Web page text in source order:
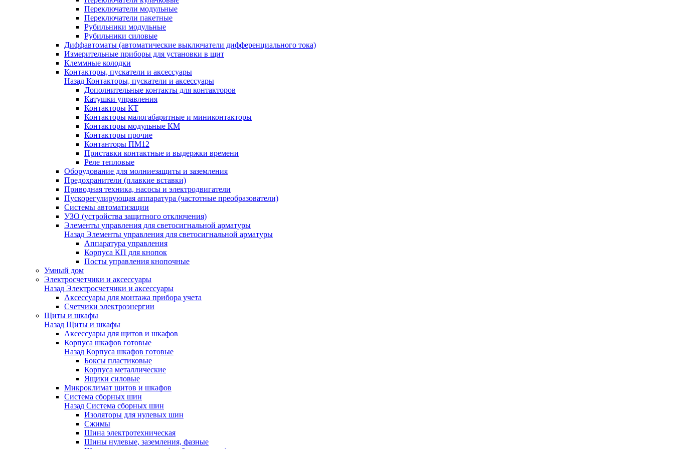
Переключатели модульные
Переключатели пакетные
Рубильники модульные
Рубильники силовые
Диффавтоматы (автоматические выключатели дифференциального тока)
Измерительные приборы для установки в щит
Клеммные колодки
Контакторы, пускатели и аксессуары
Назад Контакторы, пускатели и аксессуары
Дополнительные контакты для контакторов
Катушки управления
Контакторы КТ
Контакторы малогабаритные и миниконтакторы
Контакторы модульные КМ
Контакторы прочие
Контанторы ПМ12
Приставки контактные и выдержки времени
Реле тепловые
Оборудование для молниезащиты и заземления
Предохранители (плавкие вставки)
Приводная техника, насосы и электродвигатели
Пускорегулирующая аппаратура (частотные преобразователи)
Системы автоматизации
УЗО (устройства защитного отключения)
Элементы управления для светосигнальной арматуры
Назад Элементы управления для светосигнальной арматуры
Аппаратура управления
Корпуса КП для кнопок
Посты управления кнопочные
Умный дом
Электросчетчики и аксессуары
Назад Электросчетчики и аксессуары
Аксессуары для монтажа прибора учета
Счетчики электроэнергии
Щиты и шкафы
Назад Щиты и шкафы
Аксессуары для щитов и шкафов
Корпуса шкафов готовые
Назад Корпуса шкафов готовые
Боксы пластиковые
Корпуса металлические
Ящики силовые
Микроклимат щитов и шкафов
Система сборных шин
Назад Система сборных шин
Изоляторы для нулевых шин
Сжимы
Шина электротехническая
Шины нулевые, заземления, фазные